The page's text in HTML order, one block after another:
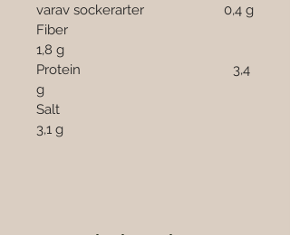
varav sockerarter                      0,4 g
Fiber
1,8 g
Protein                                          3,4
g
Salt
3,1 g